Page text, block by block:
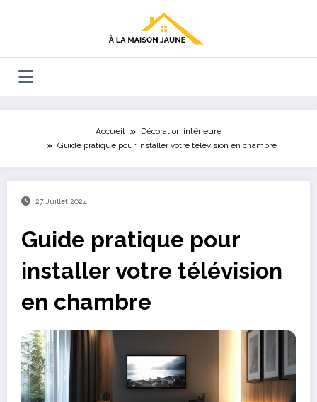
Accueil
Décoration intérieure
Guide pratique pour installer votre télévision en chambre
27 Juillet 2024
Guide pratique pour
installer votre télévision
en chambre